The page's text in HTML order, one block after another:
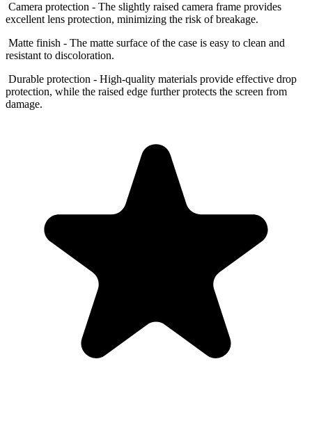
Camera protection - The slightly raised camera frame provides
excellent lens protection, minimizing the risk of breakage.
Matte finish - The matte surface of the case is easy to clean and
resistant to discoloration.
Durable protection - High-quality materials provide effective drop
protection, while the raised edge further protects the screen from
damage.